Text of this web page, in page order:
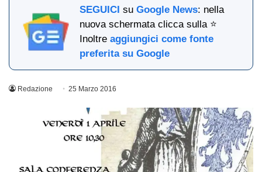
SEGUICI suGoogle News: nella
nuova schermata clicca sulla ⭐
Inoltreaggiungici come fonte
preferita su Google
Redazione 25 Marzo 2016